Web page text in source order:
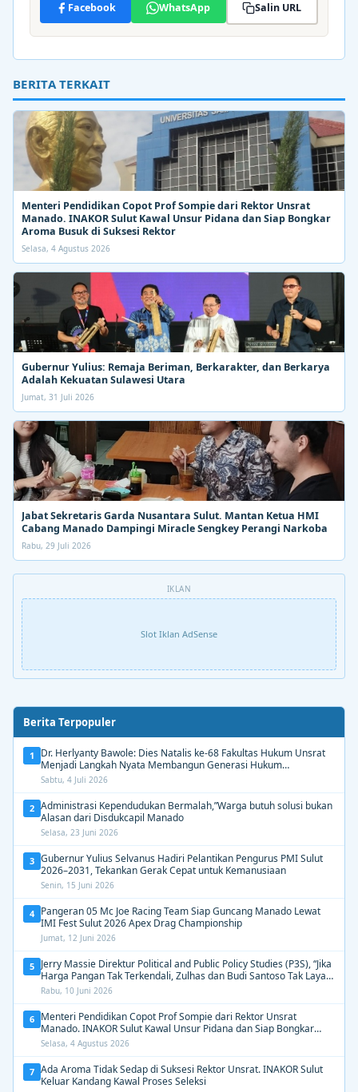
Facebook WhatsApp Salin URL
BERITA TERKAIT
Menteri Pendidikan Copot Prof Sompie dari Rektor Unsrat
Manado. INAKOR Sulut Kawal Unsur Pidana dan Siap Bongkar
Aroma Busuk di Suksesi Rektor
Selasa, 4 Agustus 2026
Gubernur Yulius: Remaja Beriman, Berkarakter, dan Berkarya
Adalah Kekuatan Sulawesi Utara
Jumat, 31 Juli 2026
Jabat Sekretaris Garda Nusantara Sulut. Mantan Ketua HMI
Cabang Manado Dampingi Miracle Sengkey Perangi Narkoba
Rabu, 29 Juli 2026
IKLAN
Slot Iklan AdSense
Berita Terpopuler
1
Dr. Herlyanty Bawole: Dies Natalis ke-68 Fakultas Hukum Unsrat
Menjadi Langkah Nyata Membangun Generasi Hukum
Berdampak
Sabtu, 4 Juli 2026
2 Administrasi Kependudukan Bermalah,”Warga butuh solusi bukan
Alasan dari Disdukcapil Manado
Selasa, 23 Juni 2026
3 Gubernur Yulius Selvanus Hadiri Pelantikan Pengurus PMI Sulut
2026–2031, Tekankan Gerak Cepat untuk Kemanusiaan
Senin, 15 Juni 2026
4 Pangeran 05 Mc Joe Racing Team Siap Guncang Manado Lewat
IMI Fest Sulut 2026 Apex Drag Championship
Jumat, 12 Juni 2026
5 Jerry Massie Direktur Political and Public Policy Studies (P3S), “Jika
Harga Pangan Tak Terkendali, Zulhas dan Budi Santoso Tak Layak
Dipertahankan”
Rabu, 10 Juni 2026
6 Menteri Pendidikan Copot Prof Sompie dari Rektor Unsrat
Manado. INAKOR Sulut Kawal Unsur Pidana dan Siap Bongkar
Aroma Busuk di Suksesi Rektor
Selasa, 4 Agustus 2026
7 Ada Aroma Tidak Sedap di Suksesi Rektor Unsrat. INAKOR Sulut
Keluar Kandang Kawal Proses Seleksi